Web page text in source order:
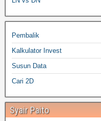
Pembalik
Kalkulator Invest
Susun Data
Cari 2D
Syair Paito